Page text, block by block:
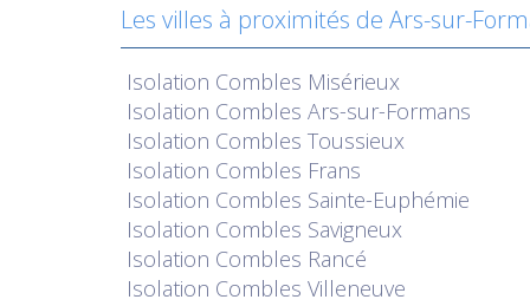
Les villes à proximités de Ars-sur-
Isolation Combles Misérieux
Isolation Combles Ars-sur-Formans
Isolation Combles Toussieux
Isolation Combles Frans
Isolation Combles Sainte-Euphémie
Isolation Combles Savigneux
Isolation Combles Rancé
Isolation Combles Villeneuve